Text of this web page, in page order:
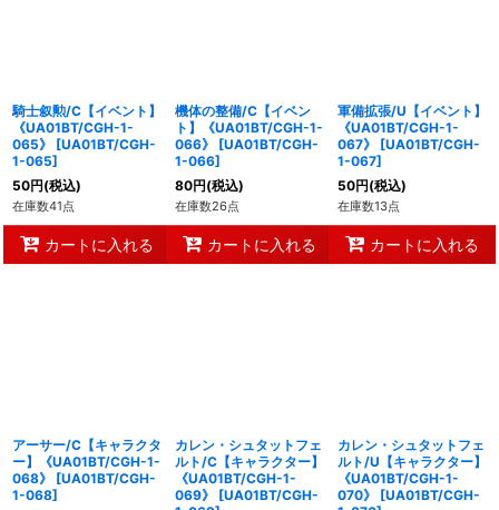
騎士叙勲/C【イベント】
《UA01BT/CGH-1-
065》
[UA01BT/CGH-
1-065]
50円(税込)
在庫数41点
カートに入れる
機体の整備/C【イベン
ト】《UA01BT/CGH-1-
066》
[UA01BT/CGH-
1-066]
80円(税込)
在庫数26点
カートに入れる
軍備拡張/U【イベント】
《UA01BT/CGH-1-
067》
[UA01BT/CGH-
1-067]
50円(税込)
在庫数13点
カートに入れる
アーサー/C【キャラクタ
ー】《UA01BT/CGH-1-
068》
[UA01BT/CGH-
1-068]
カレン・シュタットフェ
ルト/C【キャラクター】
《UA01BT/CGH-1-
069》
[UA01BT/CGH-
カレン・シュタットフェ
ルト/U【キャラクター】
《UA01BT/CGH-1-
070》
[UA01BT/CGH-